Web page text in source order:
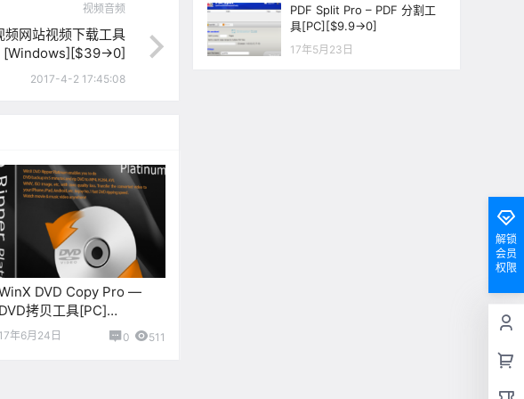
视频音频
网站视频下载工具
[Windows][$39→0]
2017-4-2 17:45:08
DVD Copy Pro —
DVD拷贝工具[PC]
[$67.95→0]
17年6月24日 0 511
PDF Split Pro – PDF 分割工
具[PC][$9.9→0]
17年5月23日
解锁
会员
权限